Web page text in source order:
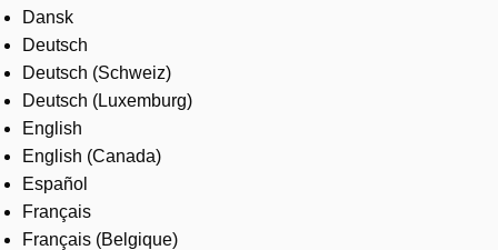
Services
About us
Where to buy
Contact us
Careers
Dansk
Deutsch
Deutsch (Schweiz)
Deutsch (Luxemburg)
English
English (Canada)
Español
Français
Français (Belgique)